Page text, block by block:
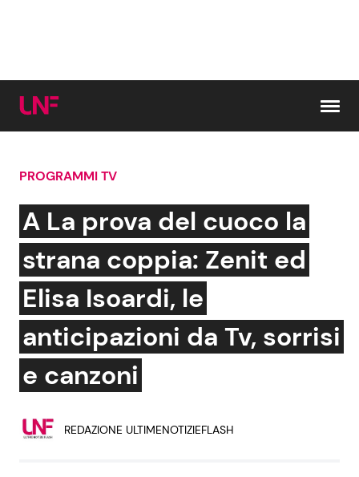
Cerca:
News e Cronaca
Attualità Italiana
Dal Mondo
Economia
Persone Scomparse
Gossip e TV
Bellezze VIP
Coppie VIP
PROGRAMMI TV
A La prova del cuoco la
strana coppia: Zenit ed
Elisa Isoardi, le
anticipazioni da Tv, sorrisi
e canzoni
REDAZIONE ULTIMENOTIZIEFLASH